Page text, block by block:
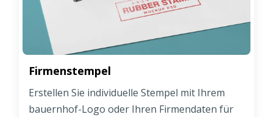
Firmenstempel
Erstellen Sie individuelle Stempel mit Ihrem
bauernhof-Logo oder Ihren Firmendaten für